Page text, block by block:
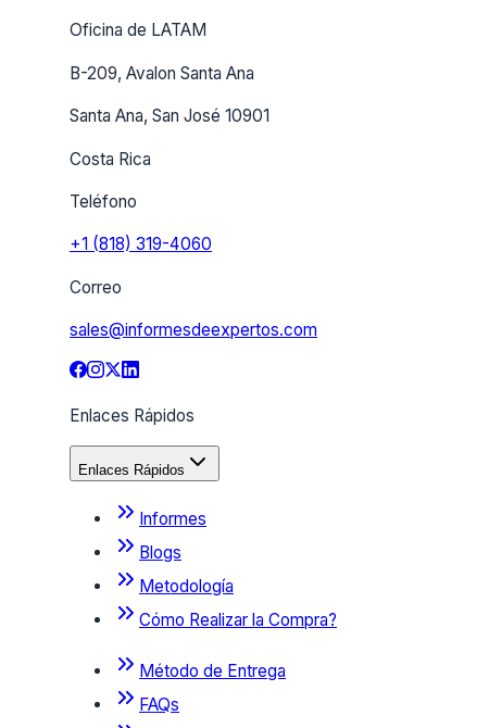
Oficina de LATAM
B-209, Avalon Santa Ana
Santa Ana, San José 10901
Costa Rica
Teléfono
+1 (818) 319-4060
Correo
sales@informesdeexpertos.com
Enlaces Rápidos
Enlaces Rápidos
Informes
Blogs
Metodología
Cómo Realizar la Compra?
Método de Entrega
FAQs